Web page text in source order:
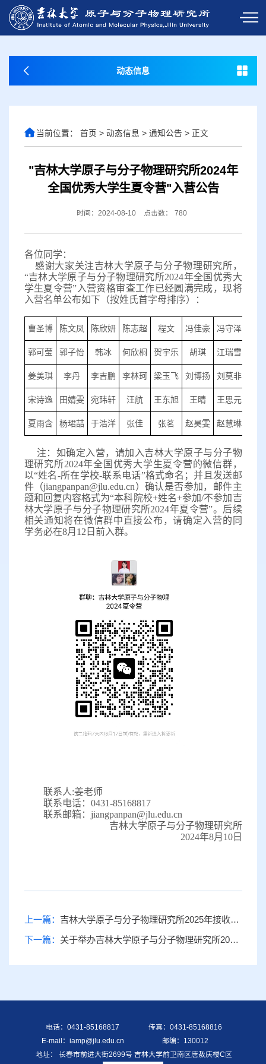
动态信息
当前位置： 首页 > 动态信息 > 通知公告 > 正文
"吉林大学原子与分子物理研究所2024年
全国优秀大学生夏令营"入营公告
时间：2024-08-10 点击数： 780
各位同学：
感谢大家关注吉林大学原子与分子物理研究所，
“吉林大学原子与分子物理研究所2024年全国优秀大
学生夏令营”入营资格审查工作已经圆满完成，现将
入营名单公布如下（按姓氏首字母排序）：
曹圣博 陈文凤 陈欣妍 陈志超 程文 冯佳豪 冯守泽
郭可莹 郭子怡 韩冰 何欣桐 贺宇乐 胡琪 江瑞雪
姜美琪 李丹 李吉鹏 李林珂 梁玉飞 刘博扬 刘莫非
宋诗逸 田婧雯 宛玮轩 汪航 王东旭 王晴 王思元
夏雨含 杨珺喆 于浩洋 张佳 张茗 赵昊雯 赵慧琳
注：如确定入营，请加入吉林大学原子与分子物
理研究所2024年全国优秀大学生夏令营的微信群，
以“姓名-所在学校-联系电话”格式命名；并且发送邮
件（jiangpanpan@jlu.edu.cn）确认是否参加，邮件主
题和回复内容格式为“本科院校+姓名+参加/不参加吉
林大学原子与分子物理研究所2024年夏令营”。后续
相关通知将在微信群中直接公布，请确定入营的同
学务必在8月12日前入群。
联系人:姜老师
联系电话：0431-85168817
联系邮箱： jiangpanpan@jlu.edu.cn
吉林大学原子与分子物理研究所
2024年8月 10日
上一篇： 吉林大学原子与分子物理研究所2025年接收推荐免试攻读研究生预报名通知
下一篇： 关于举办吉林大学原子与分子物理研究所2024年全国优秀大学生夏令营的通知
电话：0431-85168817
传真：0431-85168816
E-mail：iamp@jlu.edu.cn
邮编：130012
地址： 长春市前进大街2699号 吉林大学前卫南区唐敖庆楼C区